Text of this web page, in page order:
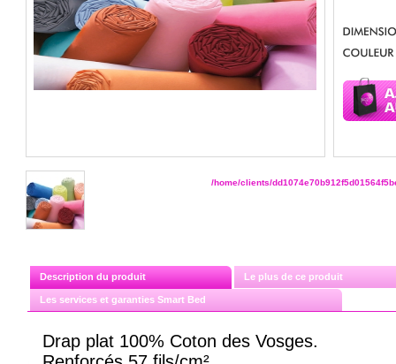
/home/clients/
Description du produit Le plus de ce produit
Les services et garanties Smart Bed
Drap plat 100% Coton des Vosges.